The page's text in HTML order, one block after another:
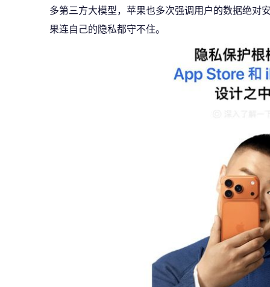
多第三方大模型，苹果也多次强调用户的数据绝对
果连自己的隐私都守不住。